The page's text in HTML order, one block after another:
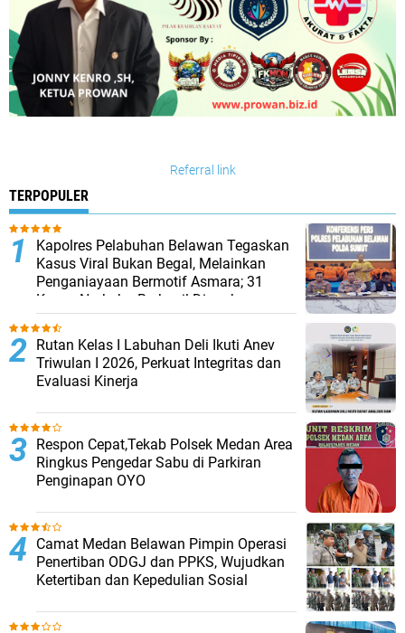
Referral link
TERPOPULER
Kapolres Pelabuhan Belawan Tegaskan
Kasus Viral Bukan Begal, Melainkan
Penganiayaan Bermotif Asmara; 31
Kasus Narkoba Berhasil Diungkap
Rutan Kelas I Labuhan Deli Ikuti Anev
Triwulan I 2026, Perkuat Integritas dan
Evaluasi Kinerja
Respon Cepat,Tekab Polsek Medan Area
Ringkus Pengedar Sabu di Parkiran
Penginapan OYO
Camat Medan Belawan Pimpin Operasi
Penertiban ODGJ dan PPKS, Wujudkan
Ketertiban dan Kepedulian Sosial